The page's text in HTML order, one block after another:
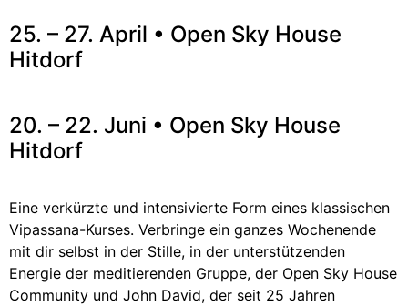
25. – 27. April • Open Sky House
Hitdorf
20. – 22. Juni • Open Sky House
Hitdorf
Eine verkürzte und intensivierte Form eines klassischen
Vipassana-Kurses. Verbringe ein ganzes Wochenende
mit dir selbst in der Stille, in der unterstützenden
Energie der meditierenden Gruppe, der Open Sky House
Community und John David, der seit 25 Jahren